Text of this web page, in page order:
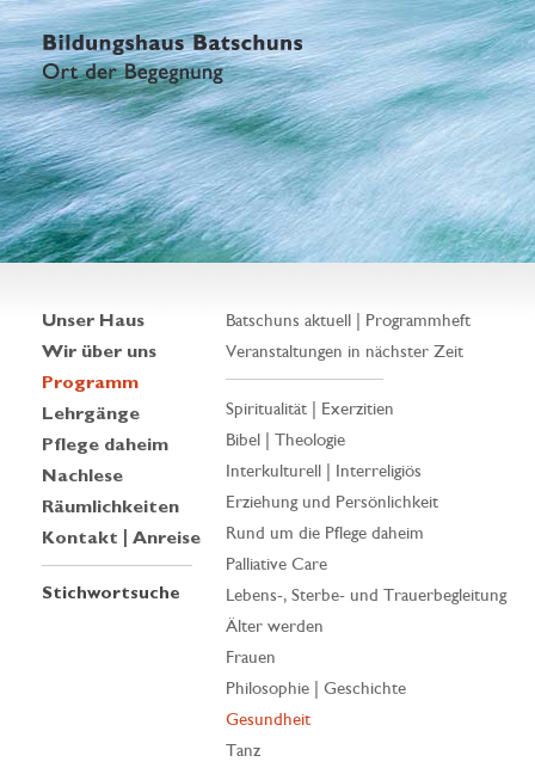
Unser Haus
Wir über uns
Programm
Lehrgänge
Pflege daheim
Nachlese
Räumlichkeiten
Kontakt | Anreise
Stichwortsuche
Batschuns aktuell | Programmheft
Veranstaltungen in nächster Zeit
Spiritualität | Exerzitien
Bibel | Theologie
Interkulturell | Interreligiös
Erziehung und Persönlichkeit
Rund um die Pflege daheim
Palliative Care
Lebens-, Sterbe- und Trauerbegleitung
Älter werden
Frauen
Philosophie | Geschichte
Gesundheit
Tanz